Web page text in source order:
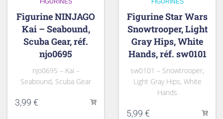
FIGURINES
Figurine NINJAGO
Kai – Seabound,
Scuba Gear, réf.
njo0695
njo0695 – Kai –
Seabound, Scuba Gear
3,99 €
FIGURINES
Figurine Star Wars
Snowtrooper, Light
Gray Hips, White
Hands, réf. sw0101
sw0101 – Snowtrooper,
Light Gray Hips, White
Hands
5,99 €